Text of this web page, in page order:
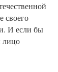
своего
И если бы
лицо